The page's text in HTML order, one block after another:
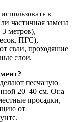
в
частичная замена
метров),
ПГС),
сваи, проходящие
слои.
песчаную
20–40 см. Она
просадки,
от